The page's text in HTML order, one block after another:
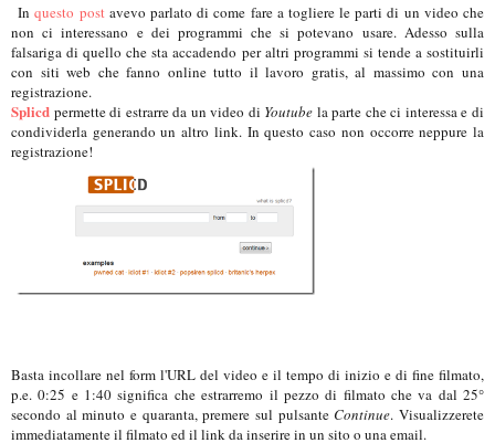
Inquesto postavevo parlato di come fare a togliere le parti di un video che
non ci interessano e dei programmi che si potevano usare. Adesso sulla
falsariga di quello che sta accadendo per altri programmi si tende a sostituirli
con siti web che fanno online tutto il lavoro gratis, al massimo con una
registrazione.
Splicd permette di estrarre da un video di Youtube la parte che ci interessa e di
condividerla generando un altro link. In questo caso non occorre neppure la
registrazione!
Basta incollare nel form l'URL del video e il tempo di inizio e di fine filmato,
p.e. 0:25 e 1:40 significa che estrarremo il pezzo di filmato che va dal 25°
secondo al minuto e quaranta, premere sul pulsanteContinue. Visualizzerete
immediatamente il filmato ed il link da inserire in un sito o una email.